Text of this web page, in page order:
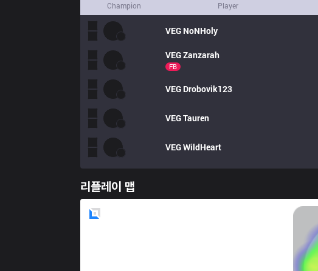
Champion Player
VEG NoNHoly
VEGZanzarah
FB
VEG Drobovik123
VEGTauren
VEGWildHeart
리플레이 맵